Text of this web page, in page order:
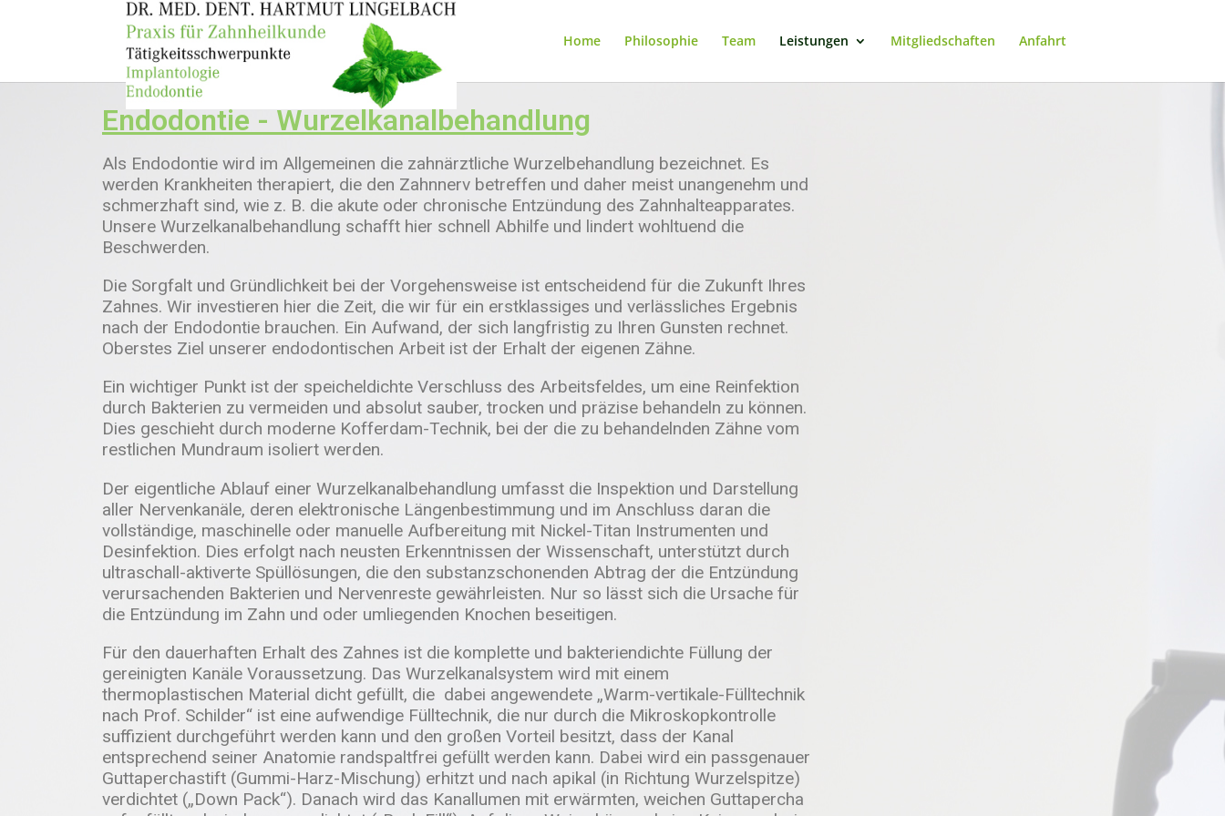
Home Philosophie Team Leistungen Mitgliedschaften Anfahrt
Endodontie - Wurzelkanalbehandlung
Als Endodontie wird im Allgemeinen die zahnärztliche Wurzelbehandlung bezeichnet. Es
werden Krankheiten therapiert, die den Zahnnerv betreffen und daher meist unangenehm und
schmerzhaft sind, wie z. B. die akute oder chronische Entzündung des Zahnhalteapparates.
Unsere Wurzelkanalbehandlung schafft hier schnell Abhilfe und lindert wohltuend die
Beschwerden.
Die Sorgfalt und Gründlichkeit bei der Vorgehensweise ist entscheidend für die Zukunft Ihres
Zahnes. Wir investieren hier die Zeit, die wir für ein erstklassiges und verlässliches Ergebnis
nach der Endodontie brauchen. Ein Aufwand, der sich langfristig zu Ihren Gunsten rechnet.
Oberstes Ziel unserer endodontischen Arbeit ist der Erhalt der eigenen Zähne.
Ein wichtiger Punkt ist der speicheldichte Verschluss des Arbeitsfeldes, um eine Reinfektion
durch Bakterien zu vermeiden und absolut sauber, trocken und präzise behandeln zu können.
Dies geschieht durch moderne Kofferdam-Technik, bei der die zu behandelnden Zähne vom
restlichen Mundraum isoliert werden.
Der eigentliche Ablauf einer Wurzelkanalbehandlung umfasst die Inspektion und Darstellung
aller Nervenkanäle, deren elektronische Längenbestimmung und im Anschluss daran die
vollständige, maschinelle oder manuelle Aufbereitung mit Nickel-Titan Instrumenten und
Desinfektion. Dies erfolgt nach neusten Erkenntnissen der Wissenschaft, unterstützt durch
ultraschall-aktiverte Spüllösungen, die den substanzschonenden Abtrag der die Entzündung
verursachenden Bakterien und Nervenreste gewährleisten. Nur so lässt sich die Ursache für
die Entzündung im Zahn und oder umliegenden Knochen beseitigen.
Für den dauerhaften Erhalt des Zahnes ist die komplette und bakteriendichte Füllung der
gereinigten Kanäle Voraussetzung. Das Wurzelkanalsystem wird mit einem
thermoplastischen Material dicht gefüllt, die dabei angewendete „Warm-vertikale-Fülltechnik
nach Prof. Schilder“ ist eine aufwendige Fülltechnik, die nur durch die Mikroskopkontrolle
suffizient durchgeführt werden kann und den großen Vorteil besitzt, dass der Kanal
entsprechend seiner Anatomie randspaltfrei gefüllt werden kann. Dabei wird ein passgenauer
Guttaperchastift (Gummi-Harz-Mischung) erhitzt und nach apikal (in Richtung Wurzelspitze)
verdichtet („Down Pack“). Danach wird das Kanallumen mit erwärmten, weichen Guttapercha